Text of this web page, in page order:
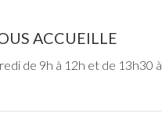
ACCUEILLE
de 9h à 12h et de 13h30 à